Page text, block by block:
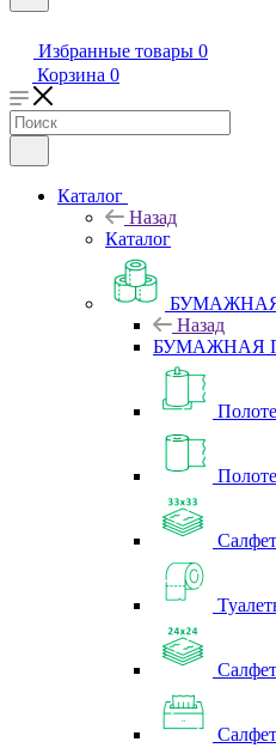
Избранные товары 0
Корзина 0
Каталог
Назад
Каталог
Назад
БУМАЖНАЯ